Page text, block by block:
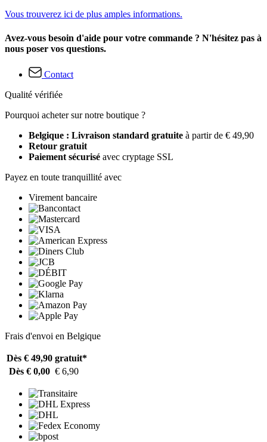
Vous trouverez ici de plus amples informations.
Avez-vous besoin d'aide pour votre commande ? N'hésitez pas à
nous poser vos questions.
Contact
Qualité vérifiée
Pourquoi acheter sur notre boutique ?
Belgique : Livraison standard gratuite à partir de € 49,90
Retour gratuit
Paiement sécurisé avec cryptage SSL
Payez en toute tranquillité avec
Virement bancaire
Frais d'envoi en Belgique
Dès € 49,90 gratuit*
Dès € 0,00 € 6,90